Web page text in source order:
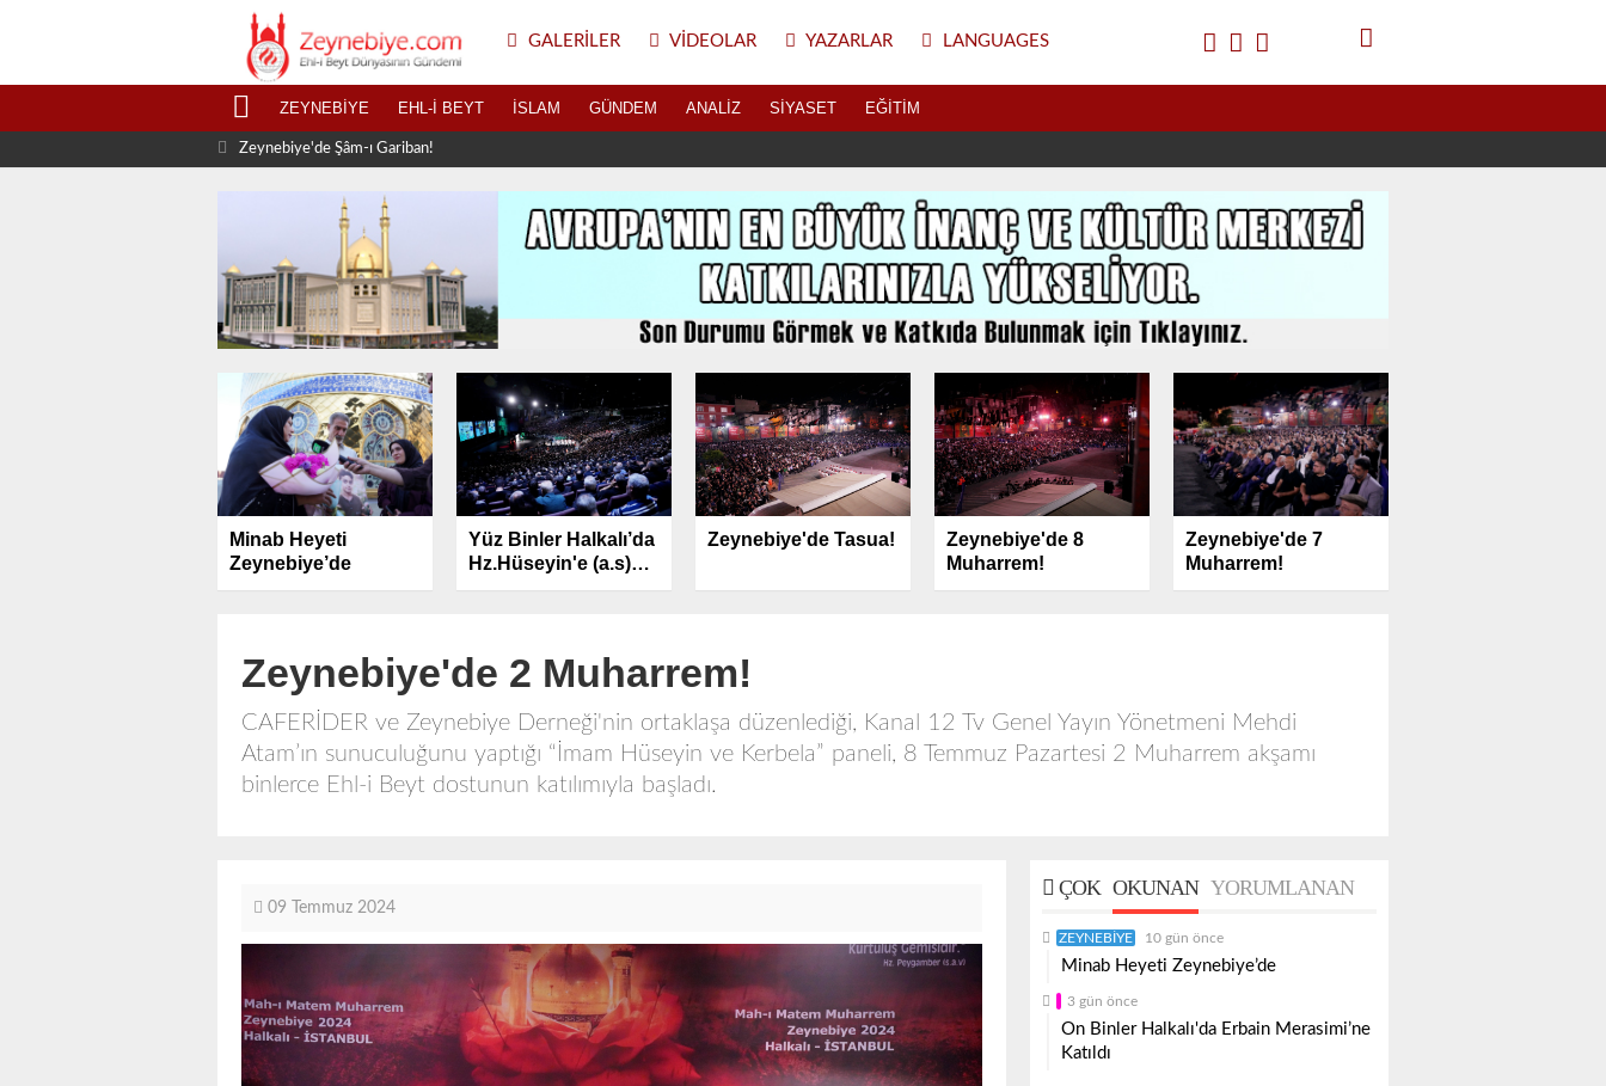
GALERILER VIDEOLAR YAZARLAR LANGUAGES
ZEYNEBIYE EHL-I BEYT İSLAM GÜNDEM ANALIZ SIYASET EĞITIM
Zeynebiye'de Şâm-ı Gariban!
Minab Heyeti
Zeynebiye’de
Yüz Binler Halkalı’da
Hz.Hüseyin'e (a.s)
Lebbeyk Dedi
Zeynebiye'de Tasua!
Zeynebiye'de 8
Muharrem!
Zeynebiye'de 7
Muharrem!
Zeynebiye'de 2 Muharrem!
CAFERİDER ve Zeynebiye Derneği'nin ortaklaşa düzenlediği, Kanal 12 Tv Genel Yayın Yönetmeni Mehdi
Atam’ın sunuculuğunu yaptığı “İmam Hüseyin ve Kerbela” paneli, 8 Temmuz Pazartesi 2 Muharrem akşamı
binlerce Ehl-i Beyt dostunun katılımıyla başladı.
09 Temmuz 2024
ÇOK OKUNAN YORUMLANAN
ZEYNEBIYE 10 gün önce
Minab Heyeti Zeynebiye’de
3 gün önce
On Binler Halkalı'da Erbain Merasimi’ne
Katıldı